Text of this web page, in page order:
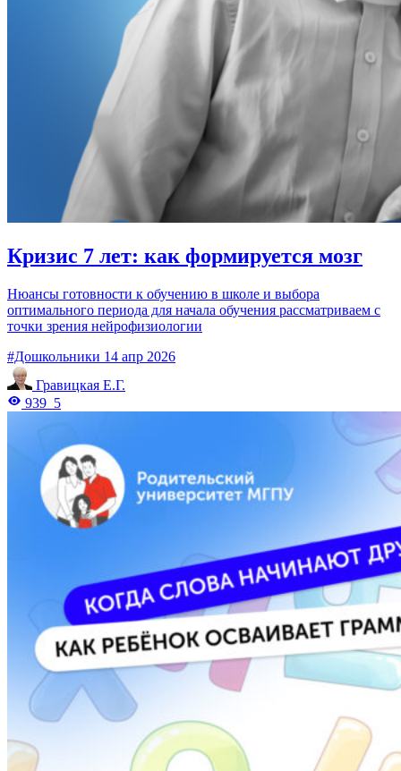
Кризис 7 лет: как формируется мозг
Нюансы готовности к обучению в школе и выбора
оптимального периода для начала обучения рассматриваем с
точки зрения нейрофизиологии
#Дошкольники 14 апр 2026
Гравицкая Е.Г.
939 5